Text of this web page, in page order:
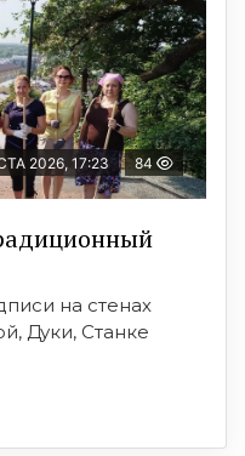
2026, 17:23 84
на стенах
Дуки, Станке